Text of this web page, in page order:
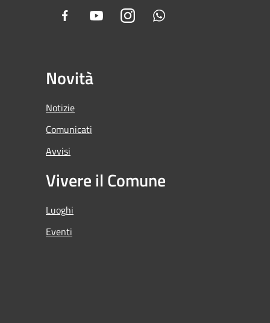
Facebook YoutubeInstagram
Novità
Notizie
Comunicati
Avvisi
Vivere il Comune
Luoghi
Eventi